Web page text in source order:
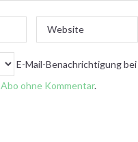
Website
E-Mail-Benachrichtigung bei
Abo ohne Kommentar.